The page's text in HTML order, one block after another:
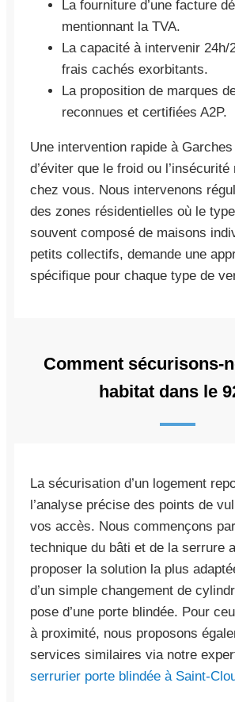
La fourniture d’une facture
mentionnant la TVA.
La capacité à intervenir 24h/
frais cachés exorbitants.
La proposition de marques
reconnues et certifiées A2P.
Une intervention rapide à
d’éviter que le froid ou l’insécurité
chez vous. Nous intervenons
des zones résidentielles où le type
souvent composé de maisons
petits collectifs, demande une
spécifique pour chaque type de
Comment sécurisons-
habitat dans le
La sécurisation d’un logement
l’analyse précise des points de
vos accès. Nous commençons
technique du bâti et de la serrure
proposer la solution la plus
d’un simple changement de
pose d’une porte blindée. Pour
à proximité, nous proposons
services similaires via notre
serrurier porte blindée à Saint-